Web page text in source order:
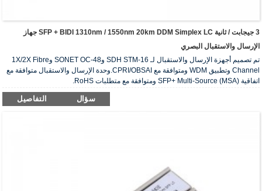
3 جيجابت / ثانية SFP + BIDI 1310nm / 1550nm 20km DDM Simplex LC جهاز
الإرسال والاستقبال البصري
تم تصميم أجهزة الإرسال والاستقبال لـ SDH STM-16 وSONET OC-48 و1X/2X Fibre
Channel وتطبيق WDM ومتوافقة مع CPRI/OBSAI.وحدة الإرسال والاستقبال متوافقة مع
اتفاقية SFP+ Multi-Source (MSA) ومتوافقة مع متطلبات RoHS.
سؤال التفاصيل